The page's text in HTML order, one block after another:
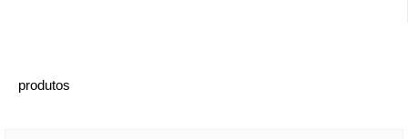
produtos